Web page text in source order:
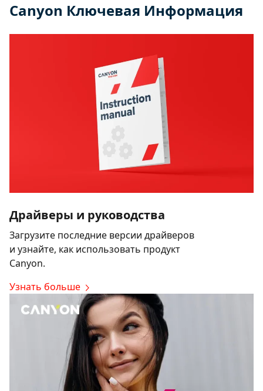
Canyon Ключевая Информация
Драйверы и руководства
Загрузите последние версии драйверов
и узнайте, как использовать продукт
Canyon.
Узнать больше